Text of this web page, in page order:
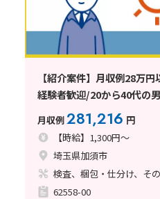
【紹介案件】月収例28万
経験者歓迎/20から40代の
可能/日払い・週払い制度あり
月収例281,216 円
【時給】1,300円～
埼玉県加須市
検査、梱包・仕分け、そ
62558-00